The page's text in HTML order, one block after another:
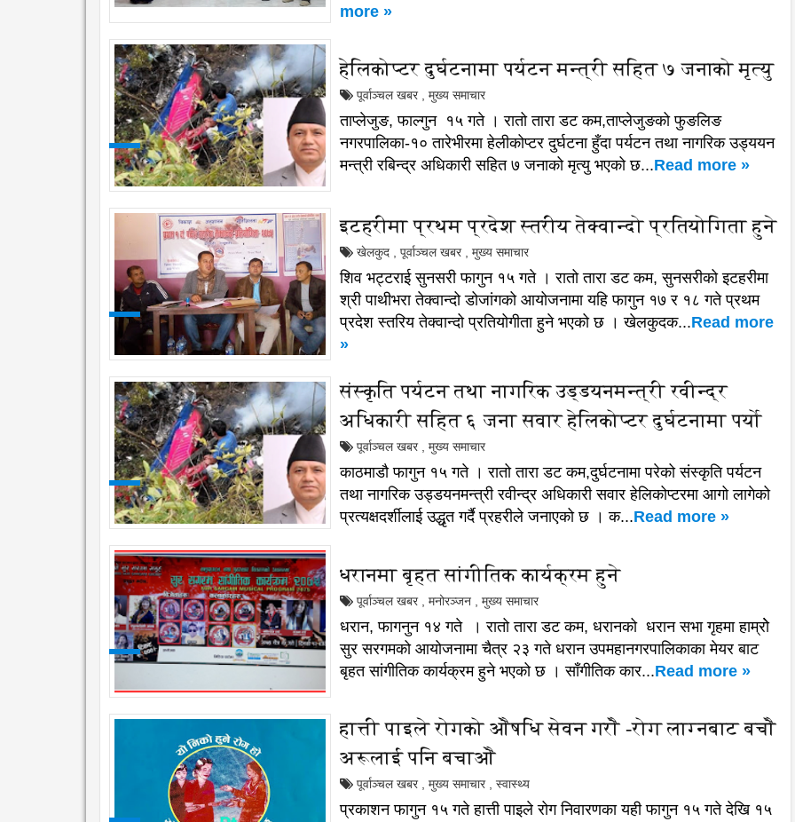
more »
हेलिकोप्टर दुर्घटनामा पर्यटन मन्त्री सहित ७ जनाको मृत्यु
पूर्वाञ्चल खबर मुख्य समाचार
ताप्लेजुङ, फाल्गुन १५ गते । रातो तारा डट कम,ताप्लेजुङको फुङलिङ
नगरपालिका-१० तारेभीरमा हेलीकोप्टर दुर्घटना हुँदा पर्यटन तथा नागरिक उड्ययन
मन्त्री रबिन्द्र अधिकारी सहित ७ जनाको मृत्यु भएको छ...Read more »
इटहरीमा प्रथम प्रदेश स्तरीय तेक्वान्दो प्रतियोगिता हुने
खेलकुद पूर्वाञ्चल खबर मुख्य समाचार
शिव भट्टराई सुनसरी फागुन १५ गते । रातो तारा डट कम, सुनसरीको इटहरीमा
श्री पाथीभरा तेक्वान्दो डोजांगको आयोजनामा यहि फागुन १७ र १८ गते प्रथम
प्रदेश स्तरिय तेक्वान्दो प्रतियोगीता हुने भएको छ । खेलकुदक...Read more
»
संस्कृति पर्यटन तथा नागरिक उड्डयनमन्त्री रवीन्द्र
अधिकारी सहित ६ जना सवार हेलिकोप्टर दुर्घटनामा पर्यो
पूर्वाञ्चल खबर मुख्य समाचार
काठमाडौ फागुन १५ गते । रातो तारा डट कम,दुर्घटनामा परेको संस्कृति पर्यटन
तथा नागरिक उड्डयनमन्त्री रवीन्द्र अधिकारी सवार हेलिकोप्टरमा आगो लागेको
प्रत्यक्षदर्शीलाई उद्धृत गर्दै प्रहरीले जनाएको छ । क...Read more »
धरानमा बृहत सांगीतिक कार्यक्रम हुने
पूर्वाञ्चल खबर मनोरञ्जन मुख्य समाचार
धरान, फागनुन १४ गते । रातो तारा डट कम, धरानको धरान सभा गृहमा हाम्रोे
सुर सरगमको आयोजनामा चैत्र २३ गते धरान उपमहानगरपालिकाका मेयर बाट
बृहत सांगीतिक कार्यक्रम हुने भएको छ । साँगीतिक कार...Read more »
हात्ती पाइले रोगको ओैषधि सेवन गरोै -रोग लाग्नबाट बचोै
अरूलाई पनि बचाओै
पूर्वाञ्चल खबर मुख्य समाचार स्वास्थ्य
प्रकाशन फागुन १५ गते हात्ती पाइले रोग निवारणका यही फागुन १५ गते देखि १५